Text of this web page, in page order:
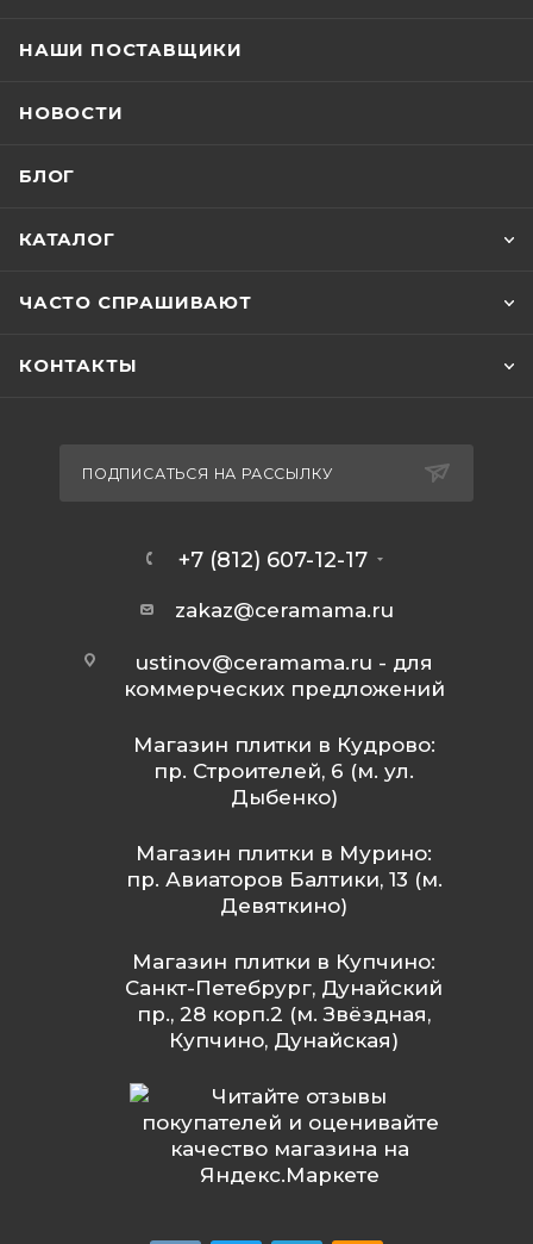
НАШИ ПОСТАВЩИКИ
НОВОСТИ
БЛОГ
КАТАЛОГ
ЧАСТО СПРАШИВАЮТ
КОНТАКТЫ
ПОДПИСАТЬСЯ НА РАССЫЛКУ
+7 (812) 607-12-17
zakaz@ceramama.ru
ustinov@ceramama.ru - для
коммерческих предложений
Магазин плитки в Кудрово:
пр. Строителей, 6 (м. ул.
Дыбенко)
Магазин плитки в Мурино:
пр. Авиаторов Балтики, 13 (м.
Девяткино)
Магазин плитки в Купчино:
Санкт-Петебрург, Дунайский
пр., 28 корп.2 (м. Звёздная,
Купчино, Дунайская)